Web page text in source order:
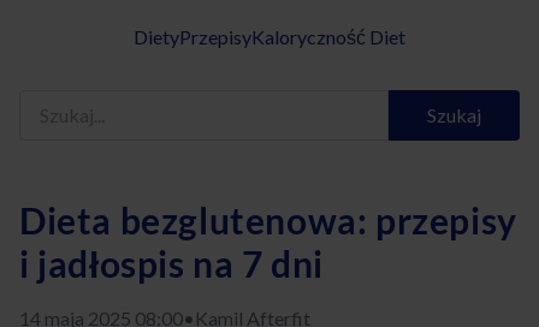
DietyPrzepisyKaloryczność Diet
Szukaj
Dieta bezglutenowa: przepisy
i jadłospis na 7 dni
14 maja 2025 08:00• Kamil Afterfit